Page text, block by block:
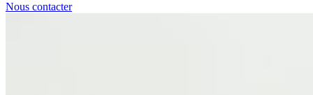
Nous contacter